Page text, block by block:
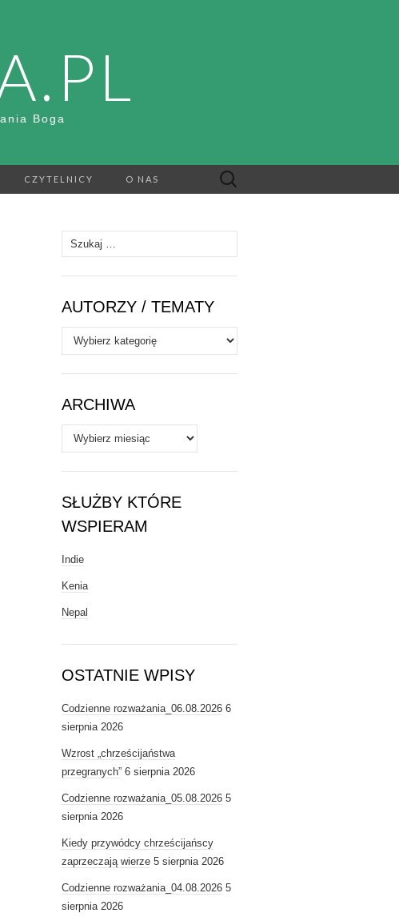
Boga
CZYTELNICY O NAS Szukaj:
Szukaj:
AUTORZY / TEMATY
Autorzy
/
Tematy
ARCHIWA
Archiwa
SŁUŻBY KTÓRE
WSPIERAM
Indie
Kenia
Nepal
OSTATNIE WPISY
Codzienne rozważania_06.08.2026 6
sierpnia 2026
Wzrost „chrześcijaństwa
przegranych” 6 sierpnia 2026
Codzienne rozważania_05.08.2026 5
sierpnia 2026
Kiedy przywódcy chrześcijańscy
zaprzeczają wierze 5 sierpnia 2026
Codzienne rozważania_04.08.2026 5
sierpnia 2026